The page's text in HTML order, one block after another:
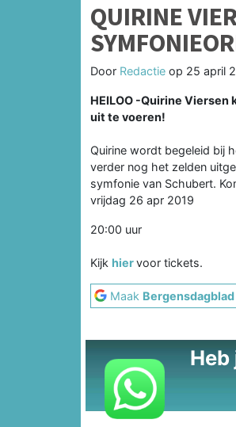
QUIRINE
Door Redactie op 25 april
HEILOO -Quirine
uit te voeren!
Quirine wordt begeleid bij
verder nog het zelden
symfonie van Schubert.
vrijdag 26 apr 2019
20:00 uur
Kijk hiervoor tickets.
Maak Bergensdagblad